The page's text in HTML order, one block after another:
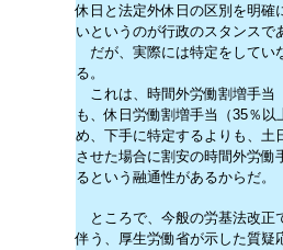
休日と法定外休日の区別を明確
いというのが行政のスタンスで
だが、実際には特定をしてい
る。
これは、時間外労働割増手当
も、休日労働割増手当（35％以
め、下手に特定するよりも、土
させた場合に割安の時間外労働
るという融通性があるからだ。
ところで、今般の労基法改正
伴う、厚生労働省が示した質疑